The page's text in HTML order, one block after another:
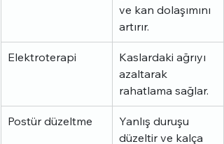
ve kan dolaşımını
artırır.
Elektroterapi
Kaslardaki ağrıyı
azaltarak
rahatlama sağlar.
Postür düzeltme
Yanlış duruşu
düzeltir ve kalça